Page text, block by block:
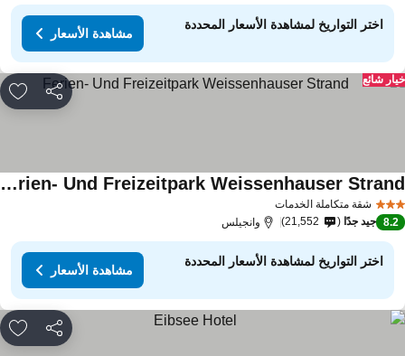
اختر التواريخ لمشاهدة الأسعار المحددة
مشاهدة الأسعار
مشاركة
شائع
شقة متكاملة الخدمات
Ferien- Und Freizeitpark Weissenhauser Strand
8.2 جيد جدًا 21,552 وانجيلس
اختر التواريخ لمشاهدة الأسعار المحددة
مشاهدة الأسعار
مشاركة